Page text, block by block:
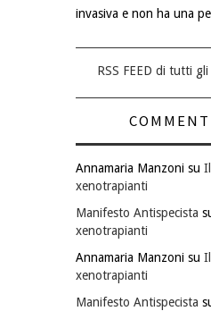
invasiva e non ha una
RSS FEED di tutti
Annamaria Manzoni su
xenotrapianti
Manifesto Antispecista
xenotrapianti
Annamaria Manzoni su
xenotrapianti
Manifesto Antispecista